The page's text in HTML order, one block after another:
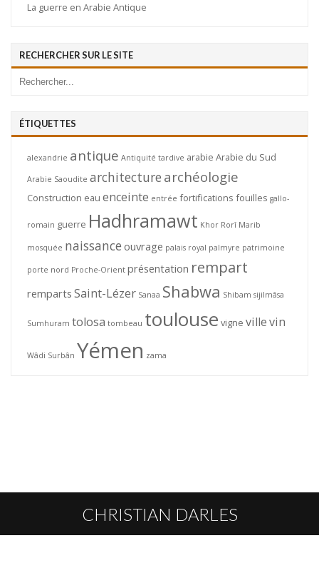
La guerre en Arabie Antique
RECHERCHER SUR LE SITE
ÉTIQUETTES
alexandrie antique Antiquité tardive arabie Arabie du Sud
Arabie Saoudite architecture archéologie
Construction eau enceinte entrée fortifications fouilles gallo-
romain guerre Hadhramawt Khor Rorî Marib
mosquée naissance ouvrage palais royal palmyre patrimoine
porte nord Proche-Orient présentation rempart
remparts Saint-Lézer Sanaa Shabwa Shibam sijilmâsa
Sumhuram tolosa tombeau toulouse vigne villevin
Wâdi Surbân Yémen zama
CHRISTIAN DARLES